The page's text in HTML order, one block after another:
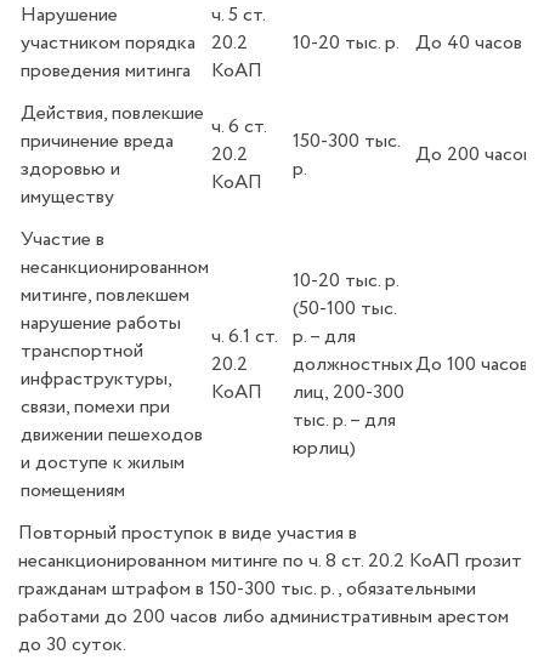
Нарушение
участником порядка
проведения митинга
ч. 5 ст.
20.2
КоАП
10-20 тыс. р. До 40 часов
Действия, повлекшие
причинение вреда
здоровью и
имуществу
ч. 6 ст.
20.2
КоАП
150-300 тыс.
р.
До 200 часов
Участие в
несанкционированном
митинге, повлекшем
нарушение работы
транспортной
инфраструктуры,
связи, помехи при
движении пешеходов
и доступе к жилым
помещениям
ч. 6.1 ст.
20.2
КоАП
10-20 тыс. р.
(50-100 тыс.
р. – для
должностных
лиц, 200-300
тыс. р. – для
юрлиц)
До 100 часов
Повторный проступок в виде участия в
несанкционированном митинге по ч. 8 ст. 20.2 КоАП грозит
гражданам штрафом в 150-300 тыс. р., обязательными
работами до 200 часов либо административным арестом
до 30 суток.